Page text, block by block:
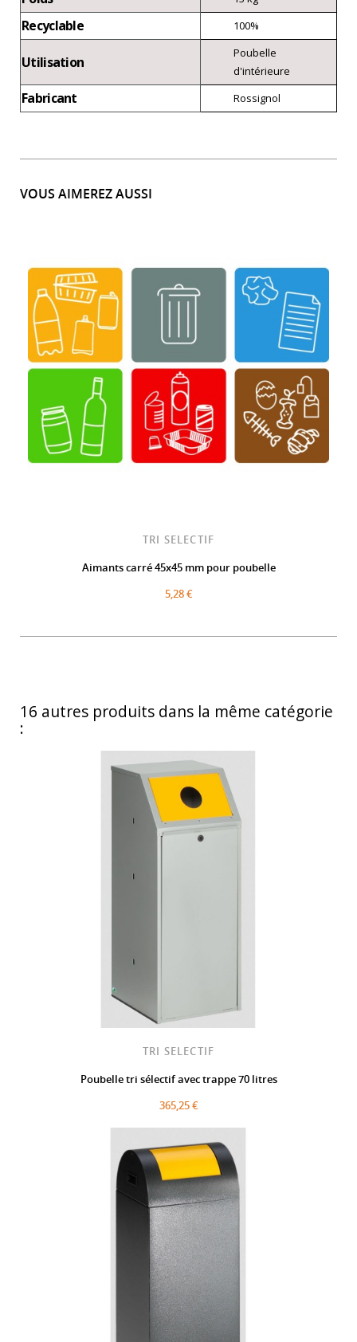
Recyclable 100%
Utilisation
Poubelle
d'intérieure
Fabricant Rossignol
VOUS AIMEREZ AUSSI
TRI SELECTIF
Aimants carré 45x45 mm pour poubelle
5,28 €
16 autres produits dans la même catégorie
:
TRI SELECTIF
Poubelle tri sélectif avec trappe 70 litres
365,25 €